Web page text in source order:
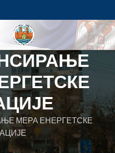
МЕРА ЕНЕРГЕТСКЕ